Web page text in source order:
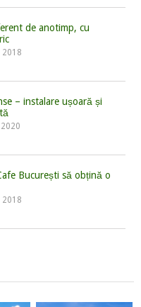
de anotimp, cu
2018
– instalare ușoară și
București să obțină o
2018